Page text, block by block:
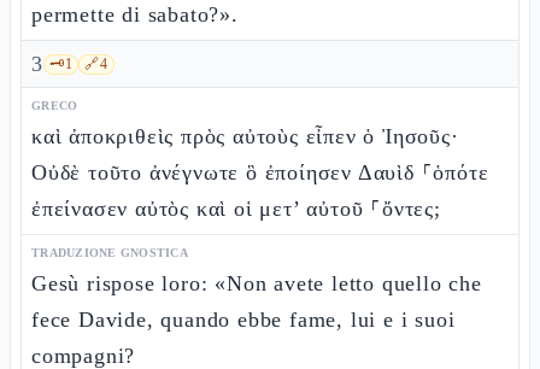
permette di sabato?».
3 🗝️1 🔗4
GRECO
καὶ ἀποκριθεὶς πρὸς αὐτοὺς εἶπεν ὁ Ἰησοῦς·
Οὐδὲ τοῦτο ἀνέγνωτε ὃ ἐποίησεν Δαυὶδ ⸀ὁπότε
ἐπείνασεν αὐτὸς καὶ οἱ μετ’ αὐτοῦ ⸀ὄντες;
TRADUZIONE GNOSTICA
Gesù rispose loro: «Non avete letto quello che
fece Davide, quando ebbe fame, lui e i suoi
compagni?